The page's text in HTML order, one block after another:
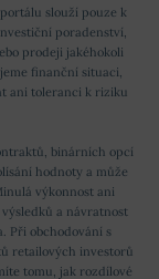
slouží pouze k
poradenství,
prodeji jakéhokoli
finanční situaci,
ani toleranci k riziku
binárních opcí
hodnoty a může
výkonnost ani
a návratnost
Při obchodování s
retailových investorů
tomu, jak rozdílové